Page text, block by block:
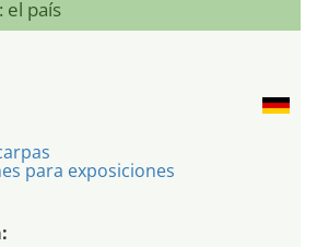
el país
para exposiciones